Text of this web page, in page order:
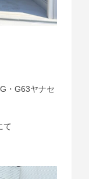
・G63ヤナセ
て